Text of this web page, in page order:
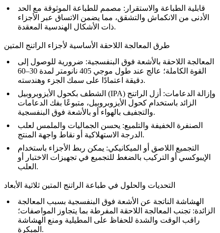
قابلية الطباعة والاستقرار: مصمم للطباعة الموثوقة مع الحد
الأدنى من الانكماش والتشقق، مما يضمن الاتساق عبر الأجزاء
ذات الأشكال الهندسية المعقدة.
طرق المعالجة اللاحقة الأساسية لأجزاء الراتنج المتين
المعالجة اللاحقة بالأشعة فوق البنفسجية: ضرورية للوصول إلى
القوة الكاملة؛ عالج عند طول موجي 405 نانومتر لمدة 30–60
دقيقة اعتمادًا على سمك الجزء وهندسته.
الشطف بكحول الأيزوبروبيل (IPA) وإزالة الدعامات: أزل الراتنج
الزائد باستخدام كحول الأيزوبروبيل، متبوعًا بفك الدعامات
والتجفيف بالهواء أو بالأشعة فوق البنفسجية.
الصنفرة الخفيفة والتلميع: يحسن الجماليات والملمس لعلب
الدرجة الاستهلاكية أو نقاط واجهة المنتج.
التجميع اللاصق أو الميكانيكي: يمكن ربط الأجزاء باستخدام
الإيبوكسي أو التركيب بالضغط للتجميع في تجهيزات الاختبار أو
العلب.
التحديات والحلول في طباعة الراتنج المتين ثلاثية الأبعاد
الهشاشة الناتجة عن الأشعة فوق البنفسجية بسبب المعالجة
الزائدة: تجنب المعالجة اللاحقة المفرطة بما يتجاوز المواصفات؛
راقب الوقت والشدة للحفاظ على المطيلية ومنع الهشاشة
المبكرة.